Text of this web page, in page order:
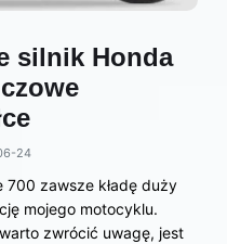
silnik Honda
24
700 zawsze kładę duży
mojego motocyklu.
zwrócić uwagę, jest